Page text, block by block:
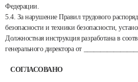
Федерации.
5.4. За нарушение Правил трудового
безопасности и техники безопасности,
Должностная инструкция разработана в
генерального директора от
СОГЛАСОВАНО